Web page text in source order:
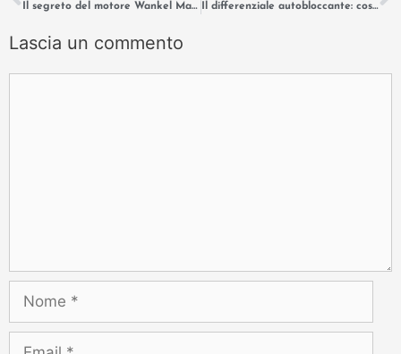
Il segreto del motore Wankel Mazda: rotante, geniale, incompreso. Il differenziale autobloccante: cos’è e come migliora la guida sportiva.
Lascia un commento